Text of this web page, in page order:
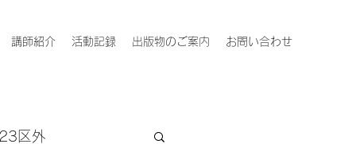
講師紹介 活動記録 出版物のご案内 お問い合わせ
区外